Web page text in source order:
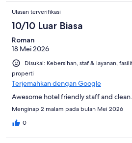
Ulasan terverifikasi
10/10 Luar Biasa
Roman
18 Mei 2026
Disukai: Kebersihan, staf & layanan,
properti
Terjemahkan dengan Google
Awesome hotel friendly staff and clean.
Menginap 2 malam pada bulan Mei 2026
0